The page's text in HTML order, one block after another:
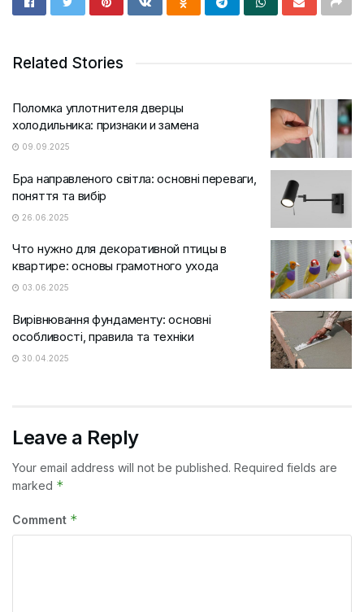
Related Stories
Поломка уплотнителя дверцы
холодильника: признаки и замена
09.09.2025
Бра направленого світла: основні переваги,
поняття та вибір
26.06.2025
Что нужно для декоративной птицы в
квартире: основы грамотного ухода
03.06.2025
Вирівнювання фундаменту: основні
особливості, правила та техніки
30.04.2025
Leave a Reply
Your email address will not be published. Required fields are
marked *
Comment *